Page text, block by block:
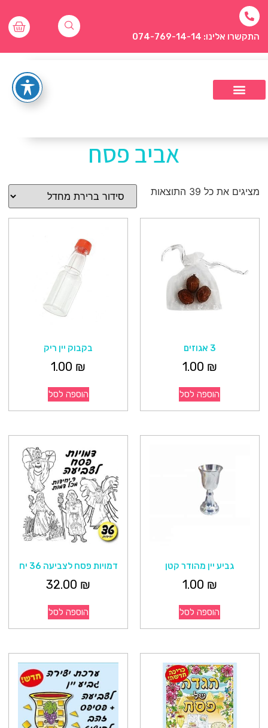
התקשרו אלינו: 074-769-14-14
אביב פסח
מציגים את כל ⁦39⁩ התוצאות
3 אגוזים
1.00 ₪
הוספה לסל
בקבוק יין ריק
1.00 ₪
הוספה לסל
גביע יין מהודר קטן
1.00 ₪
הוספה לסל
דמויות פסח לצביעה 36 יח
32.00 ₪
הוספה לסל